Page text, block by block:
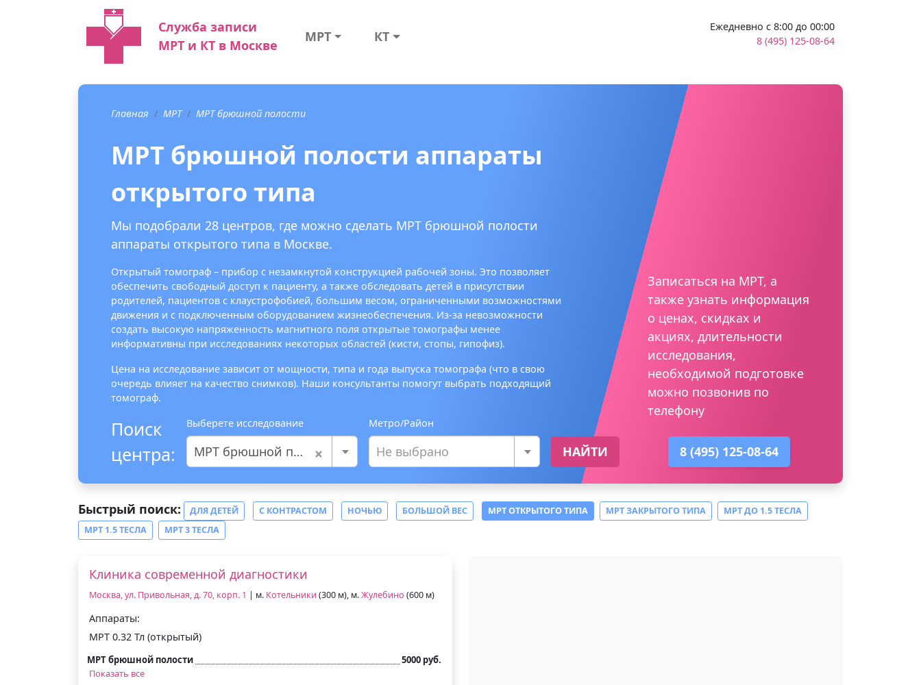
Служба записи
МРТ и КТ в Москве
МРТ КТ
Ежедневно с 8:00 до 00:00
8 (495) 125-08-64
Главная МРТ МРТ брюшной полости
МРТ брюшной полости аппараты
открытого типа
Мы подобрали 28 центров, где можно сделать МРТ брюшной полости
аппараты открытого типа в Москве.
Открытый томограф – прибор с незамкнутой конструкцией рабочей зоны. Это позволяет
обеспечить свободный доступ к пациенту, а также обследовать детей в присутствии
родителей, пациентов с клаустрофобией, большим весом, ограниченными возможностями
движения и с подключенным оборудованием жизнеобеспечения. Из-за невозможности
создать высокую напряженность магнитного поля открытые томографы менее
информативны при исследованиях некоторых областей (кисти, стопы, гипофиз).
Цена на исследование зависит от мощности, типа и года выпуска томографа (что в свою
очередь влияет на качество снимков). Наши консультанты помогут выбрать подходящий
томограф.
Поиск
центра:
Выберете исследование
×
МРТ брюшной полости
Метро/Район
Не выбрано НАЙТИ
Записаться на МРТ, а
также узнать информация
о ценах, скидках и
акциях, длительности
исследования,
необходимой подготовке
можно позвонив по
телефону
8 (495) 125-08-64
Быстрый поиск: ДЛЯ ДЕТЕЙ С КОНТРАСТОМ НОЧЬЮ БОЛЬШОЙ ВЕС МРТ ОТКРЫТОГО ТИПА МРТ ЗАКРЫТОГО ТИПА
МРТ ДО 1.5 ТЕСЛА
МРТ 1.5 ТЕСЛА
МРТ 3 ТЕСЛА
Клиника современной диагностики
Москва, ул. Привольная, д. 70, корп. 1 | м. Котельники (300 м), м.Жулебино (600 м)
Аппараты:
МРТ 0.32 Тл (открытый)
МРТ брюшной полости
5000 руб.
Показать все